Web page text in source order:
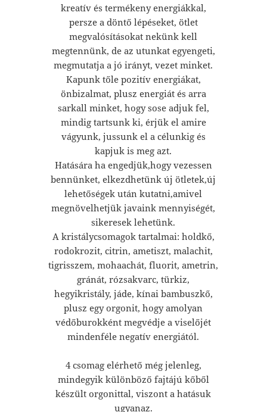
kreatív és termékeny energiákkal,
persze a döntő lépéseket, ötlet
megvalósításokat nekünk kell
megtennünk, de az utunkat egyengeti,
megmutatja a jó irányt, vezet minket.
Kapunk tőle pozitív energiákat,
önbizalmat, plusz energiát és arra
sarkall minket, hogy sose adjuk fel,
mindig tartsunk ki, érjük el amire
vágyunk, jussunk el a célunkig és
kapjuk is meg azt.
Hatására ha engedjük,hogy vezessen
bennünket, elkezdhetünk új ötletek,új
lehetőségek után kutatni,amivel
megnövelhetjük javaink mennyiségét,
sikeresek lehetünk.
A kristálycsomagok tartalmai: holdkő,
rodokrozit, citrin, ametiszt, malachit,
tigrisszem, mohaachát, fluorit, ametrin,
gránát, rózsakvarc, türkiz,
hegyikristály, jáde, kínai bambuszkő,
plusz egy orgonit, hogy amolyan
védőburokként megvédje a viselőjét
mindenféle negatív energiától.
4 csomag elérhető még jelenleg,
mindegyik különböző fajtájú kőből
készült orgonittal, viszont a hatásuk
ugyanaz.